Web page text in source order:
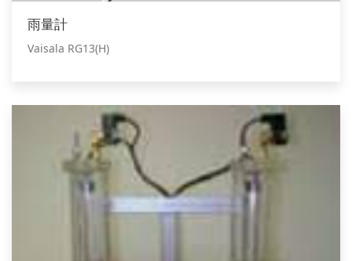
雨量計
Vaisala RG13(H)